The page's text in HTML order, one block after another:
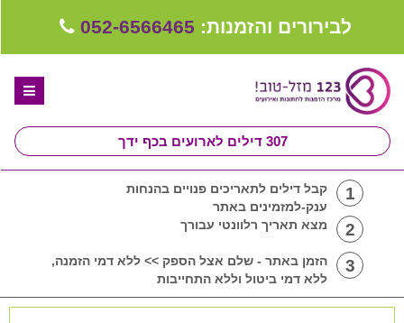
לבירורים והזמנות: 052-6566465
307 דילים לארועים בכף ידך
ספקים לחתונה מומלצים
קבלו ייעוץ בחינם
1
קבל דילים לתאריכים פנויים בהנחות
ענק-למזמינים באתר
2 מצא תאריך רלוונטי עבורך
3
הזמן באתר - שלם אצל הספק >> ללא דמי הזמנה,
ללא דמי ביטול וללא התחייבות